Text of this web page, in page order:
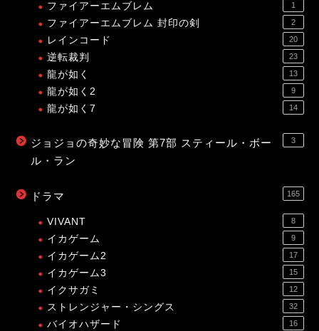
ファイアーエムブレム 1
ファイアーエムブレム 封印の剣 2
レインコード 20
逆転裁判 23
龍が如く 13
龍が如く2 9
龍が如く7 14
ジョジョの奇妙な冒険 第7部 スティール・ボー
ル・ラン
3
ドラマ 165
VIVANT 8
イカゲーム 9
イカゲーム2 17
イカゲーム3 15
イクサガミ 12
ストレンジャー・シングス 32
バイオハザード 16